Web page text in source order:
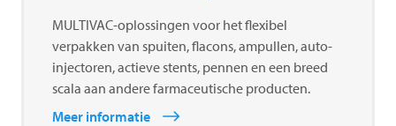
MULTIVAC-oplossingen voor het flexibel
verpakken van spuiten, flacons, ampullen, auto-
injectoren, actieve stents, pennen en een breed
scala aan andere farmaceutische producten.
Meer informatie